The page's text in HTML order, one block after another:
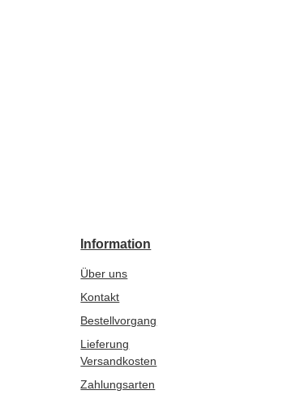
Information
Über uns
Kontakt
Bestellvorgang
Lieferung
Versandkosten
Zahlungsarten